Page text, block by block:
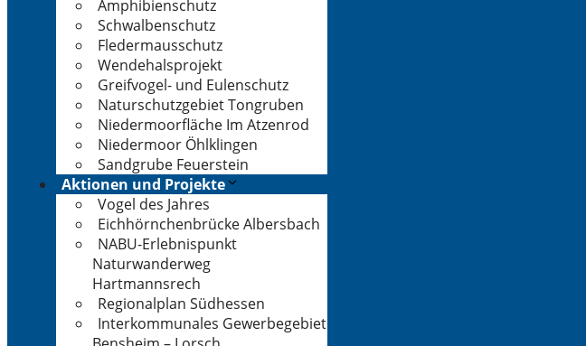
Amphibienschutz
Schwalbenschutz
Fledermausschutz
Wendehalsprojekt
Greifvogel- und Eulenschutz
Naturschutzgebiet Tongruben
Niedermoorfläche Im Atzenrod
Niedermoor Öhlklingen
Sandgrube Feuerstein
Aktionen und Projekte
Vogel des Jahres
Eichhörnchenbrücke Albersbach
NABU-Erlebnispunkt
Naturwanderweg
Hartmannsrech
Regionalplan Südhessen
Interkommunales Gewerbegebiet